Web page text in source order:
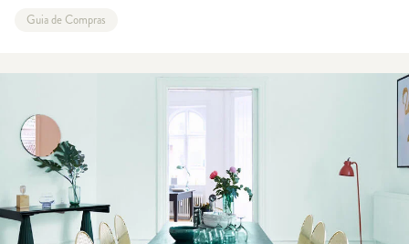
por grandes novidades aqui no Westwi
Guia de Compras